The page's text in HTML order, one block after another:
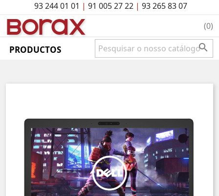
93 244 01 01 | 91 005 27 22| 93 265 83 07
BOrAx (0)
PRODUCTOS 